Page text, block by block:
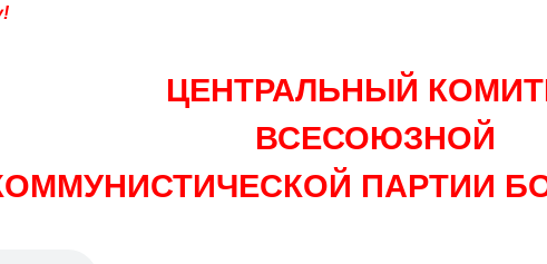
ЦЕНТРАЛЬНЫЙ
ВСЕСОЮЗНОЙ
ПАРТИИ